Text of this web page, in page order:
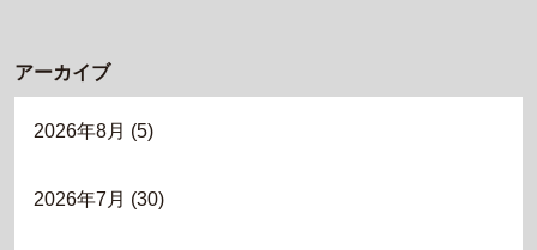
アーカイブ
2026年8月 (5)
2026年7月 (30)